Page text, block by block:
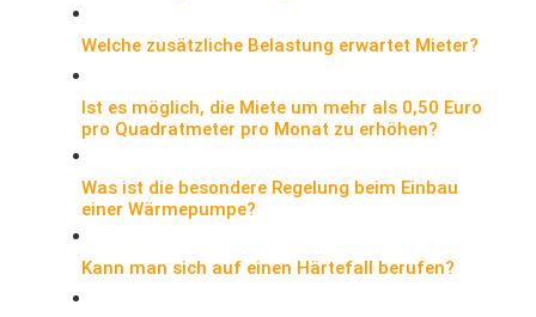
Welche zusätzliche Belastung erwartet Mieter?
Ist es möglich, die Miete um mehr als 0,50 Euro
pro Quadratmeter pro Monat zu erhöhen?
Was ist die besondere Regelung beim Einbau
einer Wärmepumpe?
Kann man sich auf einen Härtefall berufen?